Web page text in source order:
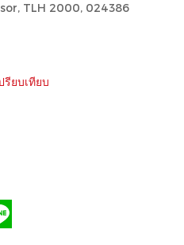
TLH 2000, 024386
รียบเทียบ